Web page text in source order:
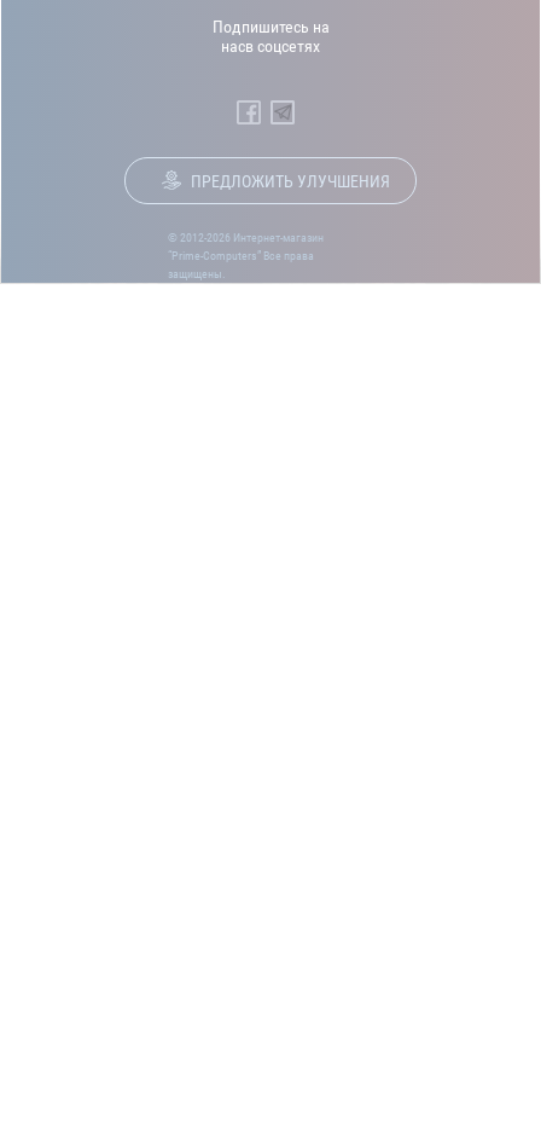
Подпишитесь на
насв соцсетях
ПРЕДЛОЖИТЬ УЛУЧШЕНИЯ
© 2012-2026 Интернет-магазин
“Prime-Computers” Все права
защищены.